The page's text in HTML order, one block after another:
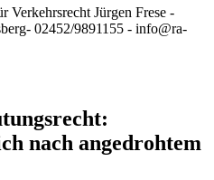
Verkehrsrecht Jürgen Frese -
02452/9891155 - info@ra-
nach angedrohtem